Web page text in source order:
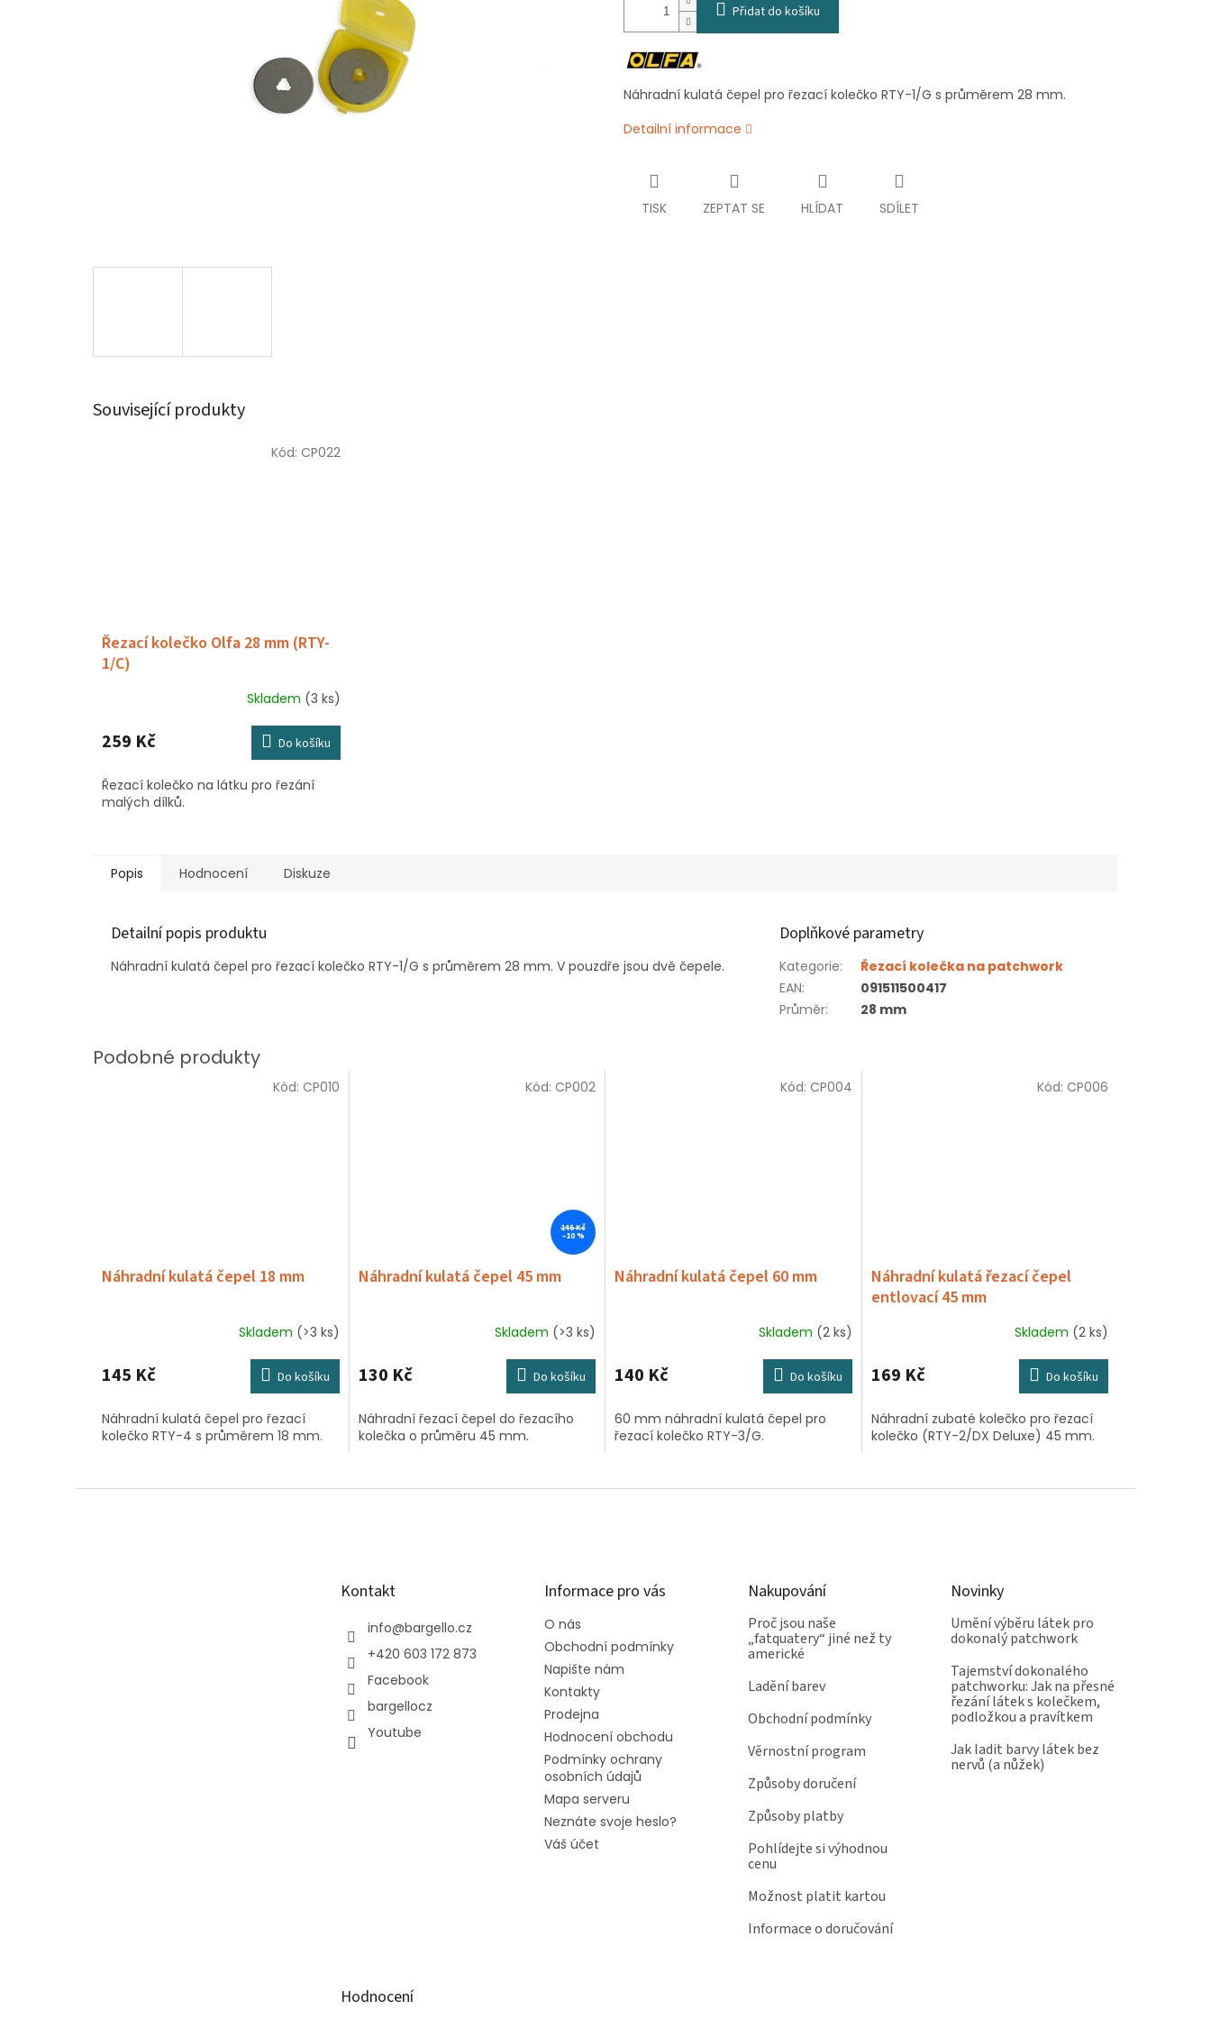
Přidat do košíku
Náhradní kulatá čepel pro řezací kolečko RTY-1/G s průměrem 28 mm.
Detailní informace
TISK ZEPTAT SE HLÍDAT SDÍLET
Související produkty
Řezací kolečko Olfa 28 mm (RTY-
1/C)
Skladem (3 ks)
259 Kč Do košíku
Řezací kolečko na látku pro řezání
malých dílků.
Kód: CP022
Popis Hodnocení Diskuze
Detailní popis produktu
Náhradní kulatá čepel pro řezací kolečko RTY-1/G s průměrem 28 mm. V pouzdře jsou dvě čepele.
Doplňkové parametry
Kategorie:
Řezací kolečka na patchwork
EAN:
091511500417
Průměr: 28 mm
Náhradní kulatá čepel 18 mm
Skladem (>3 ks)
145 Kč Do košíku
Náhradní kulatá čepel pro řezací
kolečko RTY-4 s průměrem 18 mm.
Kód: CP010
145 Kč
–10 %
Náhradní kulatá čepel 45 mm
Skladem (>3 ks)
130 Kč Do košíku
Náhradní řezací čepel do řezacího
kolečka o průměru 45 mm.
Kód: CP002
Náhradní kulatá čepel 60 mm
Skladem (2 ks)
140 Kč Do košíku
60 mm náhradní kulatá čepel pro
řezací kolečko RTY-3/G.
Kód: CP004
Náhradní kulatá řezací čepel
entlovací 45 mm
Skladem (2 ks)
169 Kč Do košíku
Náhradní zubaté kolečko pro řezací
kolečko (RTY-2/DX Deluxe) 45 mm.
Kód: CP006
Kontakt
info@bargello.cz
+420 603 172 873
Facebook
bargellocz
Youtube
Informace pro vás
O nás
Obchodní podmínky
Napište nám
Kontakty
Prodejna
Hodnocení obchodu
Podmínky ochrany
osobních údajů
Mapa serveru
Neznáte svoje heslo?
Váš účet
Nakupování
Proč jsou naše
„fatquatery“ jiné než ty
americké
Ladění barev
Obchodní podmínky
Věrnostní program
Způsoby doručení
Způsoby platby
Pohlídejte si výhodnou
cenu
Možnost platit kartou
Informace o doručování
Novinky
Umění výběru látek pro
dokonalý patchwork
Tajemství dokonalého
patchworku: Jak na přesné
řezání látek s kolečkem,
podložkou a pravítkem
Jak ladit barvy látek bez
nervů (a nůžek)
Hodnocení